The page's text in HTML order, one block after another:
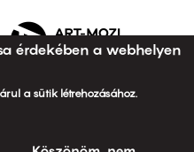
érdekében a webhelyen
a sütik létrehozásához.